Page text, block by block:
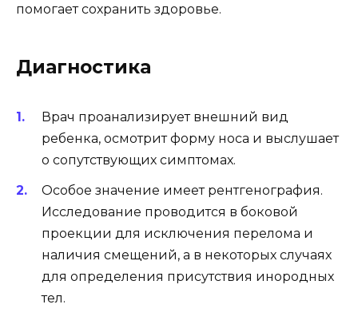
помогает сохранить здоровье.
Диагностика
Врач проанализирует внешний вид
ребенка, осмотрит форму носа и выслушает
о сопутствующих симптомах.
Особое значение имеет рентгенография.
Исследование проводится в боковой
проекции для исключения перелома и
наличия смещений, а в некоторых случаях
для определения присутствия инородных
тел.